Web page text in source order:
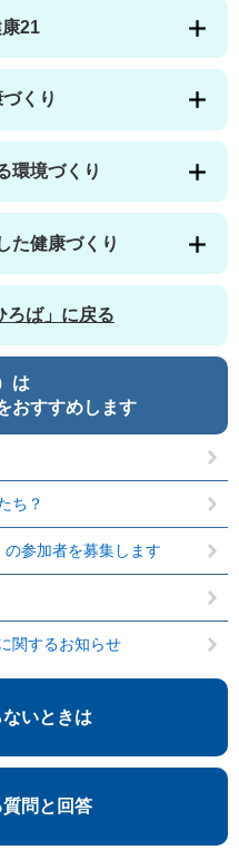
21
くり
環境づくり
た健康づくり
ろば」に戻る
は
おすすめします
ち？
の参加者を募集します
関するお知らせ
ないときは
質問と回答